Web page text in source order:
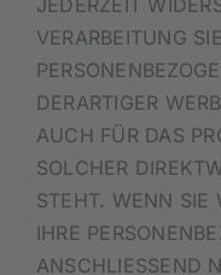
JEDERZEIT
VERARBEITUNG
DERARTIGER
AUCH FÜR DAS
SOLCHER
STEHT. WENN SIE
IHRE
ANSCHLIESSEND